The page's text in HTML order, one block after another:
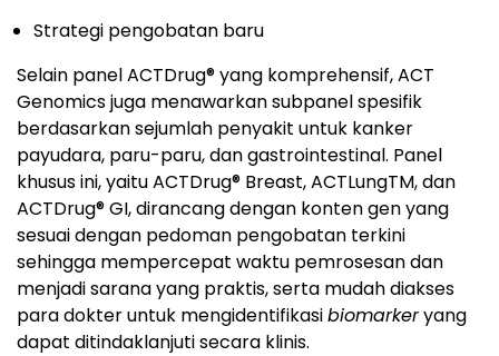
Strategi pengobatan baru
Selain panel ACTDrug® yang komprehensif, ACT
Genomics juga menawarkan subpanel spesifik
berdasarkan sejumlah penyakit untuk kanker
payudara, paru-paru, dan gastrointestinal. Panel
khusus ini, yaitu ACTDrug® Breast, ACTLungTM, dan
ACTDrug® GI, dirancang dengan konten gen yang
sesuai dengan pedoman pengobatan terkini
sehingga mempercepat waktu pemrosesan dan
menjadi sarana yang praktis, serta mudah diakses
para dokter untuk mengidentifikasibiomarkeryang
dapat ditindaklanjuti secara klinis.